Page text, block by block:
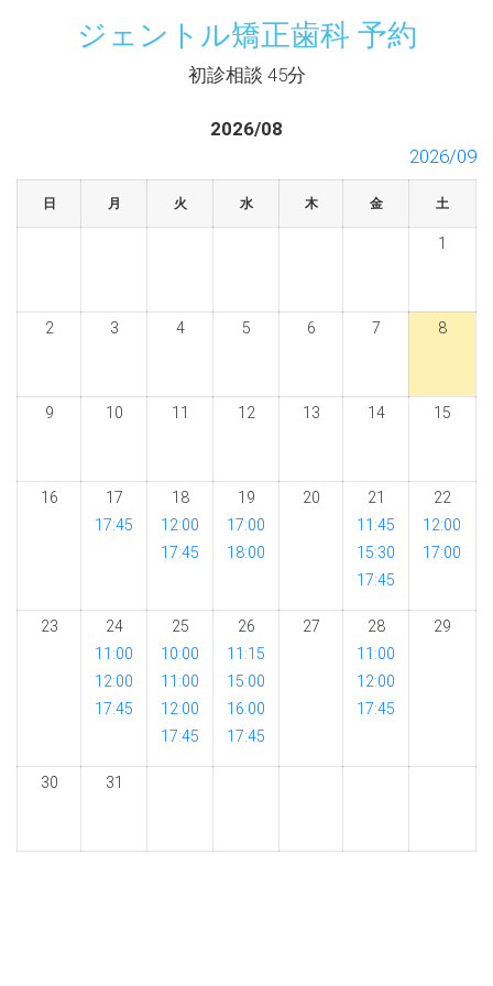
ジェントル矯正歯科 予約
初診相談 45分
2026/08
2026/09
日 月 火 水 木 金 土
1
2 3 4 5 6 7 8
9 10 11 12 13 14 15
16
17
17:45
18
12:00
17:45
19
17:00
18:00
20
21
11:45
15:30
17:45
22
12:00
17:00
23
24
11:00
12:00
17:45
25
10:00
11:00
12:00
17:45
26
11:15
15:00
16:00
17:45
27
28
11:00
12:00
17:45
29
30 31